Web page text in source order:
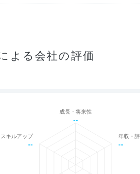
よる会社の評価
成長・将来性
--
年収・
--
スキルアップ
--